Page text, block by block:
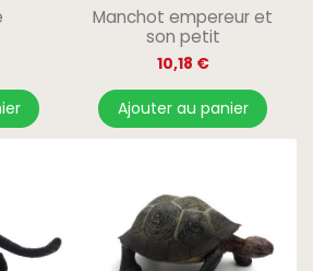
Manchot empereur et
son petit
10,18 €
Ajouter au panier